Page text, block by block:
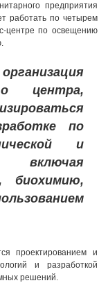
предприятия
работать по четырем
центре по освещению
центра,
по
и
включая
биохимию,
проектированием и
и разработкой
решений.